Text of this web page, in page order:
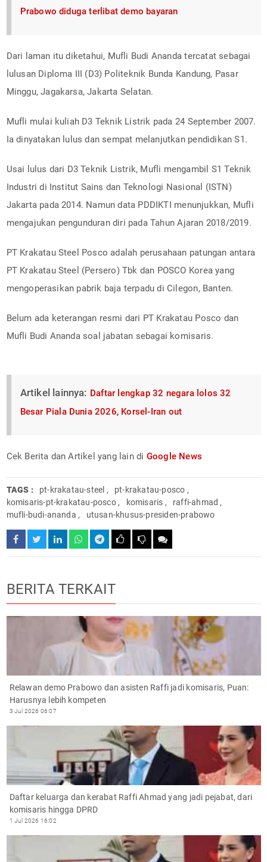
Prabowo diduga terlibat demo bayaran
Dari laman itu diketahui, Mufli Budi Ananda tercatat sebagai
lulusan Diploma III (D3) Politeknik Bunda Kandung, Pasar
Minggu, Jagakarsa, Jakarta Selatan.
Mufli mulai kuliah D3 Teknik Listrik pada 24 September 2007.
Ia dinyatakan lulus dan sempat melanjutkan pendidikan S1.
Usai lulus dari D3 Teknik Listrik, Mufli mengambil S1 Teknik
Industri di Institut Sains dan Teknologi Nasional (ISTN)
Jakarta pada 2014. Namun data PDDIKTI menunjukkan, Mufli
mengajukan pengunduran diri pada Tahun Ajaran 2018/2019.
PT Krakatau Steel Posco adalah perusahaan patungan antara
PT Krakatau Steel (Persero) Tbk dan POSCO Korea yang
mengoperasikan pabrik baja terpadu di Cilegon, Banten.
Belum ada keterangan resmi dari PT Krakatau Posco dan
Mufli Budi Ananda soal jabatan sebagai komisaris.
Artikel lainnya: Daftar lengkap 32 negara lolos 32
Besar Piala Dunia 2026, Korsel-Iran out
Cek Berita dan Artikel yang lain di Google News
TAGS : pt-krakatau-steel , pt-krakatau-posco ,
komisaris-pt-krakatau-posco, komisaris , raffi-ahmad ,
mufli-budi-ananda , utusan-khusus-presiden-prabowo
BERITA TERKAIT
Relawan demo Prabowo dan asisten Raffi jadi komisaris, Puan:
Harusnya lebih kompeten
3 Jul 2026 06:07
Daftar keluarga dan kerabat Raffi Ahmad yang jadi pejabat, dari
komisaris hingga DPRD
1 Jul 2026 16:02